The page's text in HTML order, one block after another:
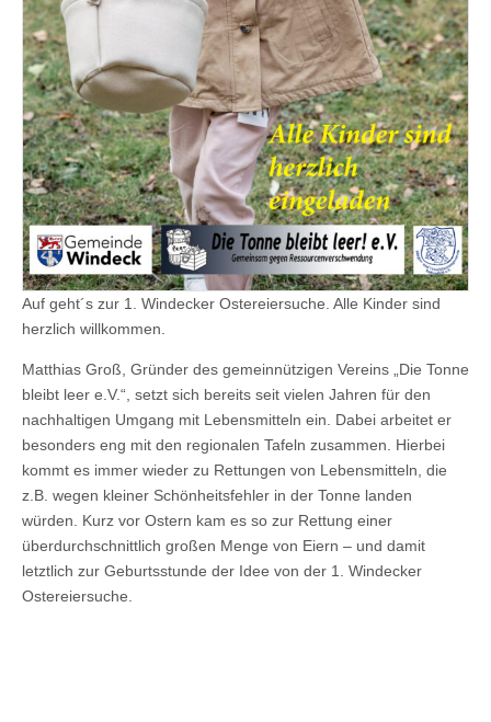
Auf geht´s zur 1. Windecker Ostereiersuche. Alle Kinder sind
herzlich willkommen.
Matthias Groß, Gründer des gemeinnützigen Vereins „Die Tonne
bleibt leer e.V.“, setzt sich bereits seit vielen Jahren für den
nachhaltigen Umgang mit Lebensmitteln ein. Dabei arbeitet er
besonders eng mit den regionalen Tafeln zusammen. Hierbei
kommt es immer wieder zu Rettungen von Lebensmitteln, die
z.B. wegen kleiner Schönheitsfehler in der Tonne landen
würden. Kurz vor Ostern kam es so zur Rettung einer
überdurchschnittlich großen Menge von Eiern – und damit
letztlich zur Geburtsstunde der Idee von der 1. Windecker
Ostereiersuche.